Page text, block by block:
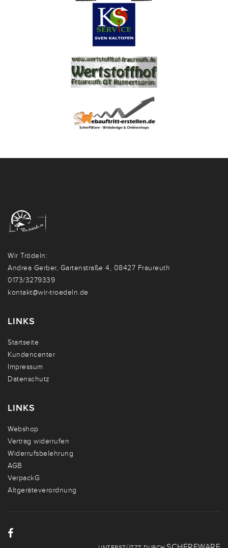
Wir Trödeln:
Andrea Gerber, Gartenstraße 4, 08427 Fraureuth
0173/3279339
kontakt@wir-troedeln.de
LINKS
Startseite
Kundencenter
Impressum
Datenschutz
LINKS
Webshop
Vertrag widerrufen
Widerrufsbelehrung
AGB
VerpackG
Altgeräteverordnung